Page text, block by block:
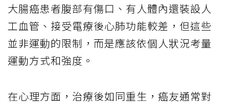
大腸癌患者腹部有傷口、有人體內還裝設人
工血管、接受電療後心肺功能較差，但這些
並非運動的限制，而是應該依個人狀況考量
運動方式和強度。
在心理方面，治療後如同重生，癌友通常對